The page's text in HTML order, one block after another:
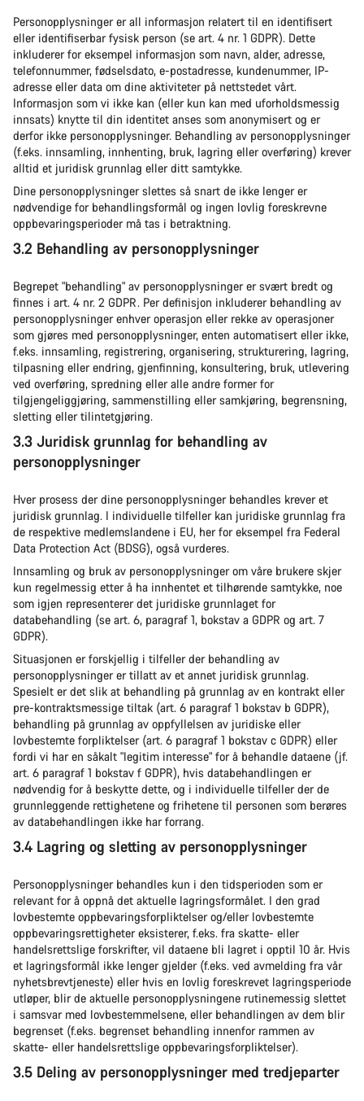
Personopplysninger er all informasjon relatert til en identifisert
eller identifiserbar fysisk person (se art. 4 nr. 1 GDPR). Dette
inkluderer for eksempel informasjon som navn, alder, adresse,
telefonnummer, fødselsdato, e-postadresse, kundenummer, IP-
adresse eller data om dine aktiviteter på nettstedet vårt.
Informasjon som vi ikke kan (eller kun kan med uforholdsmessig
innsats) knytte til din identitet anses som anonymisert og er
derfor ikke personopplysninger. Behandling av personopplysninger
(f.eks. innsamling, innhenting, bruk, lagring eller overføring) krever
alltid et juridisk grunnlag eller ditt samtykke.
Dine personopplysninger slettes så snart de ikke lenger er
nødvendige for behandlingsformål og ingen lovlig foreskrevne
oppbevaringsperioder må tas i betraktning.
3.2 Behandling av personopplysninger
Begrepet "behandling" av personopplysninger er svært bredt og
finnes i art. 4 nr. 2 GDPR. Per definisjon inkluderer behandling av
personopplysninger enhver operasjon eller rekke av operasjoner
som gjøres med personopplysninger, enten automatisert eller ikke,
f.eks. innsamling, registrering, organisering, strukturering, lagring,
tilpasning eller endring, gjenfinning, konsultering, bruk, utlevering
ved overføring, spredning eller alle andre former for
tilgjengeliggjøring, sammenstilling eller samkjøring, begrensning,
sletting eller tilintetgjøring.
3.3 Juridisk grunnlag for behandling av
personopplysninger
Hver prosess der dine personopplysninger behandles krever et
juridisk grunnlag. I individuelle tilfeller kan juridiske grunnlag fra
de respektive medlemslandene i EU, her for eksempel fra Federal
Data Protection Act (BDSG), også vurderes.
Innsamling og bruk av personopplysninger om våre brukere skjer
kun regelmessig etter å ha innhentet et tilhørende samtykke, noe
som igjen representerer det juridiske grunnlaget for
databehandling (se art. 6, paragraf 1, bokstav a GDPR og art. 7
GDPR).
Situasjonen er forskjellig i tilfeller der behandling av
personopplysninger er tillatt av et annet juridisk grunnlag.
Spesielt er det slik at behandling på grunnlag av en kontrakt eller
pre-kontraktsmessige tiltak (art. 6 paragraf 1 bokstav b GDPR),
behandling på grunnlag av oppfyllelsen av juridiske eller
lovbestemte forpliktelser (art. 6 paragraf 1 bokstav c GDPR) eller
fordi vi har en såkalt "legitim interesse" for å behandle dataene (jf.
art. 6 paragraf 1 bokstav f GDPR), hvis databehandlingen er
nødvendig for å beskytte dette, og i individuelle tilfeller der de
grunnleggende rettighetene og frihetene til personen som berøres
av databehandlingen ikke har forrang.
3.4 Lagring og sletting av personopplysninger
Personopplysninger behandles kun i den tidsperioden som er
relevant for å oppnå det aktuelle lagringsformålet. I den grad
lovbestemte oppbevaringsforpliktelser og/eller lovbestemte
oppbevaringsrettigheter eksisterer, f.eks. fra skatte- eller
handelsrettslige forskrifter, vil dataene bli lagret i opptil 10 år. Hvis
et lagringsformål ikke lenger gjelder (f.eks. ved avmelding fra vår
nyhetsbrevtjeneste) eller hvis en lovlig foreskrevet lagringsperiode
utløper, blir de aktuelle personopplysningene rutinemessig slettet
i samsvar med lovbestemmelsene, eller behandlingen av dem blir
begrenset (f.eks. begrenset behandling innenfor rammen av
skatte- eller handelsrettslige oppbevaringsforpliktelser).
3.5 Deling av personopplysninger med tredjeparter